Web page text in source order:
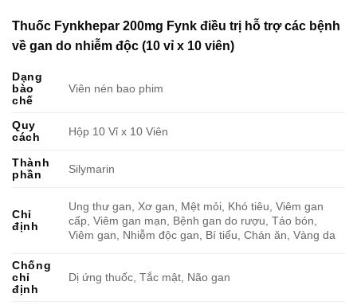
Thuốc Fynkhepar 200mg Fynk điều trị hỗ trợ các bệnh
về gan do nhiễm độc (10 vỉ x 10 viên)
Dạng
bào
chế
Viên nén bao phim
Quy
cách
Hộp 10 Vỉ x 10 Viên
Thành
phần
Silymarin
Chỉ
định
Ung thư gan, Xơ gan, Mệt mỏi, Khó tiêu, Viêm gan
cấp, Viêm gan mạn, Bệnh gan do rượu, Táo bón,
Viêm gan, Nhiễm độc gan, Bí tiểu, Chán ăn, Vàng da
Chống
chỉ
định
Dị ứng thuốc, Tắc mật, Não gan